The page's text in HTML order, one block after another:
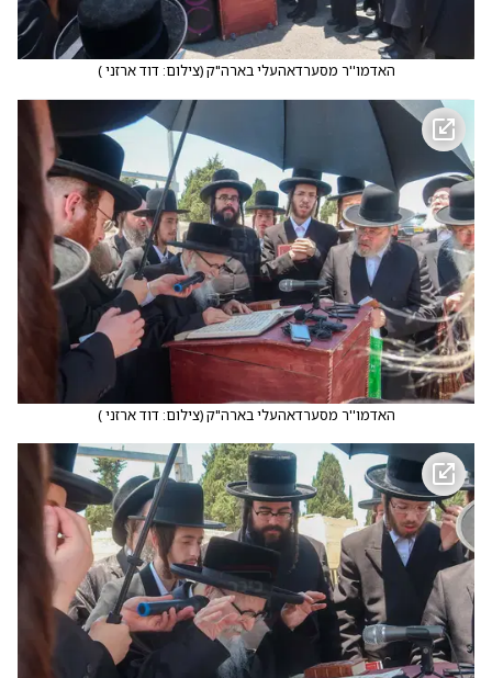
האדמו''ר מסערדאהעלי בארה"ק(צילום: דוד ארזני)
האדמו''ר מסערדאהעלי בארה"ק(צילום: דוד ארזני)